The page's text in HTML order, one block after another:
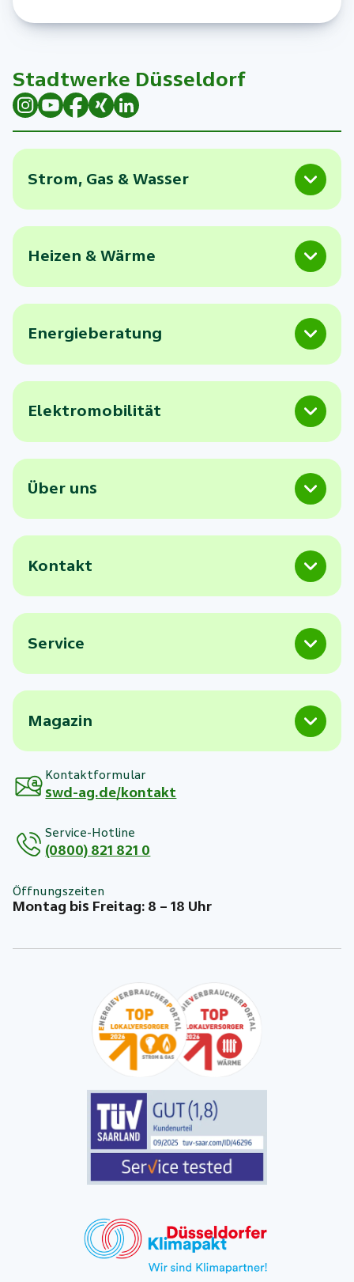
Stadtwerke Düsseldorf
Strom, Gas & Wasser
Heizen & Wärme
Energieberatung
Elektromobilität
Über uns
Kontakt
Service
Magazin
Kontaktformular
swd-ag.de/kontakt
Service-Hotline
(0800) 821 821 0
Öffnungszeiten
Montag bis Freitag: 8 – 18 Uhr